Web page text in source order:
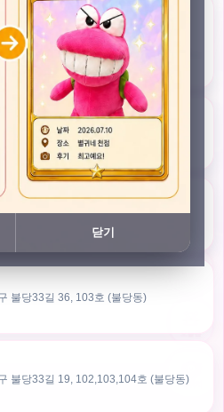
불당33길 47, 106호 (불당동)
불당33길 35, 105호 (불당동)
불당33길 36, 103호 (불당동)
불당33길 19, 102,103,104호 (불당동)내위치
닫기